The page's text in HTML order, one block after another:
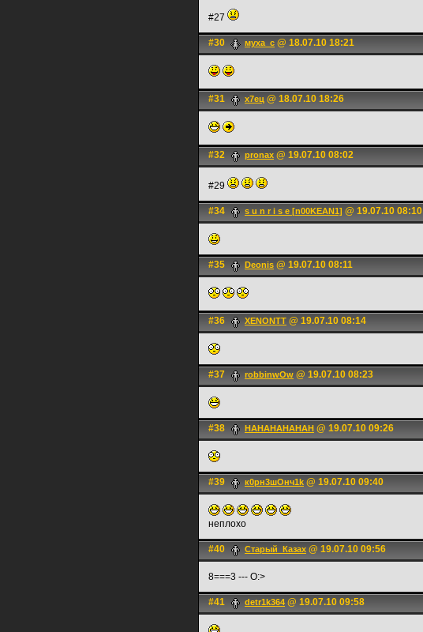
#27
#30 муха_с @ 18.07.10 18:21
#31 х7ец @ 18.07.10 18:26
#32 pronax @ 19.07.10 08:02
#29
#34 s u n r i s e [n00KEAN1] @ 19.07.10 08:10
#35 Deonis @ 19.07.10 08:11
#36 XENONTT @ 19.07.10 08:14
#37 robbinwOw @ 19.07.10 08:23
#38 HAHAHAHAHAH @ 19.07.10 09:26
#39 к0рн3шОнч1k @ 19.07.10 09:40
неплохо
#40 Старый_Казах @ 19.07.10 09:56
8===3 --- O:>
#41 detr1k364 @ 19.07.10 09:58